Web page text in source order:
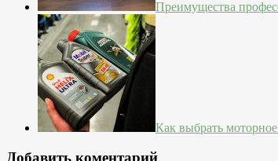
Преимущества
Как выбрать